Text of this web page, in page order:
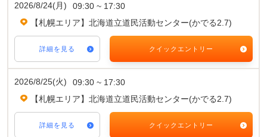
2026/8/24(月)
09:30 ~ 17:30
【札幌エリア】北海道立道民活動センター(かでる2.7)
詳細を見る クイックエントリー
2026/8/25(火)
09:30 ~ 17:30
【札幌エリア】北海道立道民活動センター(かでる2.7)
詳細を見る クイックエントリー